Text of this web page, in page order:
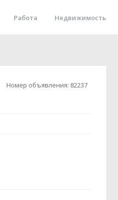
Работа Недвижимость
Номер объявления: 82237